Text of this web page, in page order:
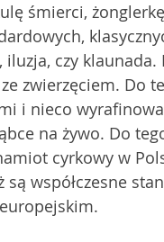
śmierci,
czy klaunada.
zwierzęciem. Do
i nieco
na żywo. Do
cyrkowy w
są współczesne